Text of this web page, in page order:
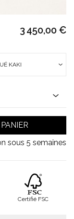
3 450,00 €
KAKI
sous 5 semaines
Certifié FSC